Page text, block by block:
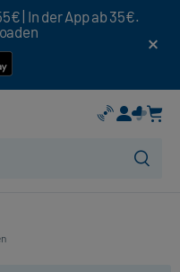
| In der App ab 35€.